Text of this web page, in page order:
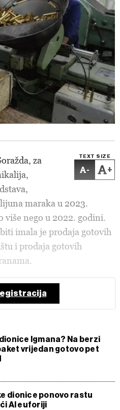
TEXT SIZE
- +
za
maraka u 2023.
više nego u 2022. godini.
imala je prodaja gotovih
i prodaja gotovih
Igmana? Na berzi
vrijedan gotovo pet
dionice ponovo rastu
AI euforiji